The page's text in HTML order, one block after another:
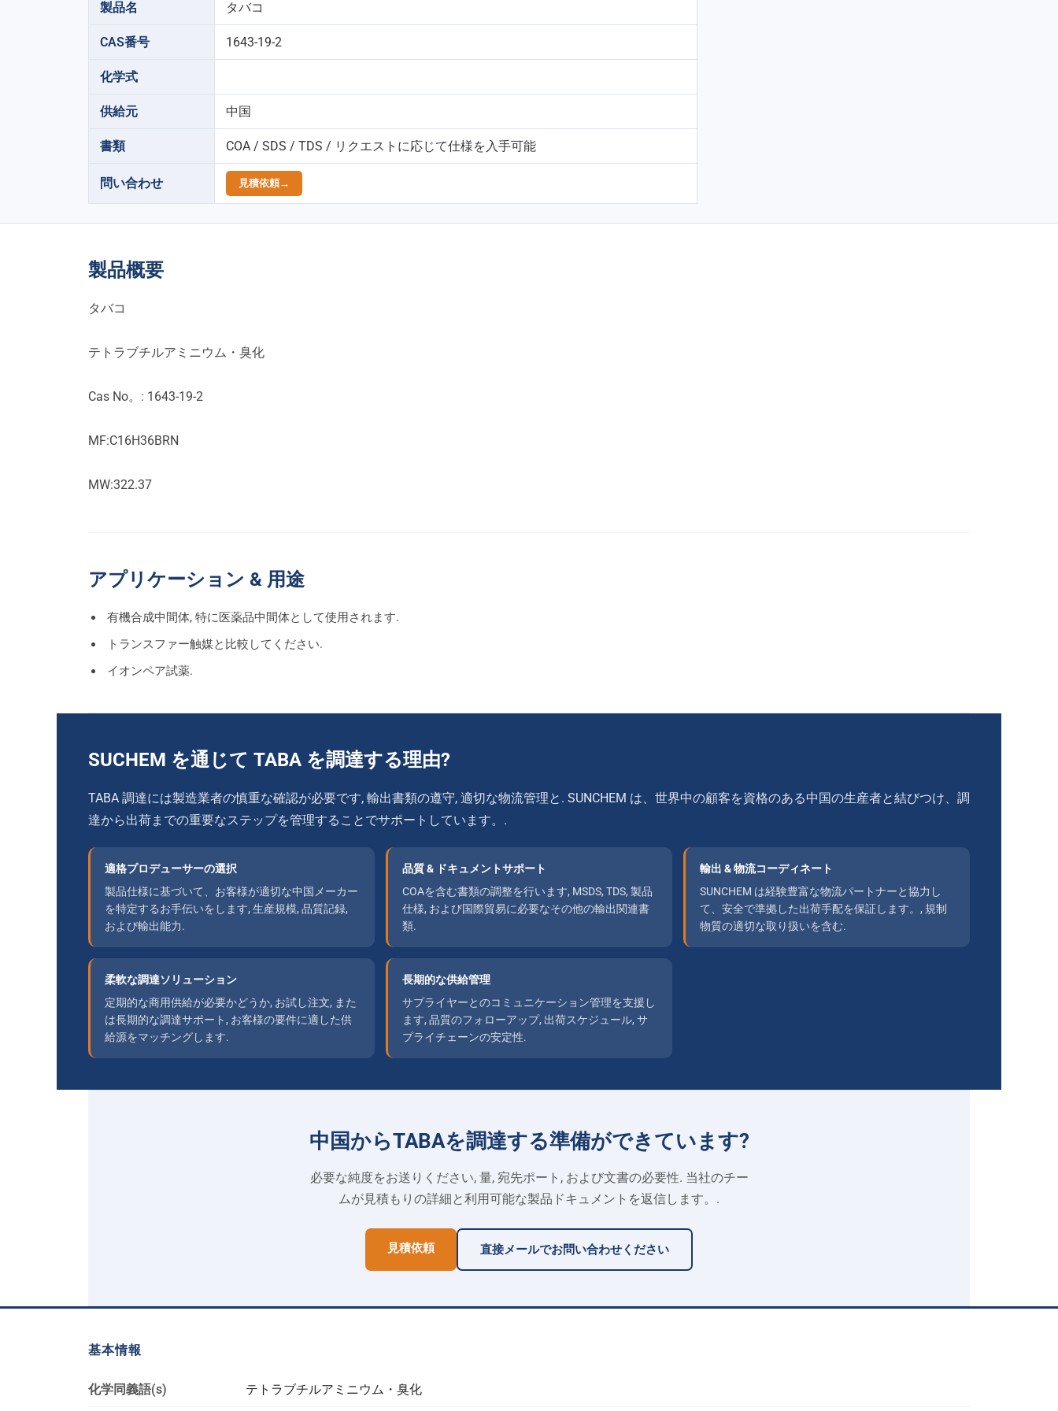
製品名 タバコ
CAS番号 1643-19-2
化学式
供給元 中国
書類 COA / SDS / TDS / リクエストに応じて仕様を入手可能
問い合わせ 見積依頼→
製品概要
タバコ
テトラブチルアミニウム・臭化
Cas No。: 1643-19-2
MF:C16H36BRN
MW:322.37
アプリケーション & 用途
有機合成中間体, 特に医薬品中間体として使用されます.
トランスファー触媒と比較してください.
イオンペア試薬.
SUCHEM を通じて TABA を調達する理由?
TABA 調達には製造業者の慎重な確認が必要です, 輸出書類の遵守, 適切な物流管理と. SUNCHEM は、世界中の顧客を資格のある中国の生産者と結びつけ、調
達から出荷までの重要なステップを管理することでサポートしています。.
適格プロデューサーの選択
製品仕様に基づいて、お客様が適切な中国メーカー
を特定するお手伝いをします, 生産規模, 品質記録,
および輸出能力.
品質 & ドキュメントサポート
COAを含む書類の調整を行います, MSDS, TDS, 製品
仕様, および国際貿易に必要なその他の輸出関連書
類.
輸出 & 物流コーディネート
SUNCHEM は経験豊富な物流パートナーと協力し
て、安全で準拠した出荷手配を保証します。, 規制
物質の適切な取り扱いを含む.
柔軟な調達ソリューション
定期的な商用供給が必要かどうか, お試し注文, また
は長期的な調達サポート, お客様の要件に適した供
給源をマッチングします.
長期的な供給管理
サプライヤーとのコミュニケーション管理を支援し
ます, 品質のフォローアップ, 出荷スケジュール, サ
プライチェーンの安定性.
中国からTABAを調達する準備ができています?
必要な純度をお送りください, 量, 宛先ポート, および文書の必要性. 当社のチー
ムが見積もりの​​詳細と利用可能な製品ドキュメントを返信します。.
見積依頼 直接メールでお問い合わせください
基本情報
化学同義語(s) テトラブチルアミニウム・臭化